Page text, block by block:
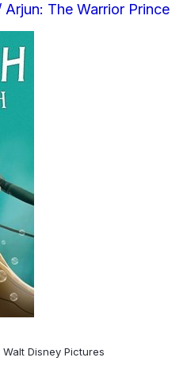
The Warrior Prince
Disney Pictures